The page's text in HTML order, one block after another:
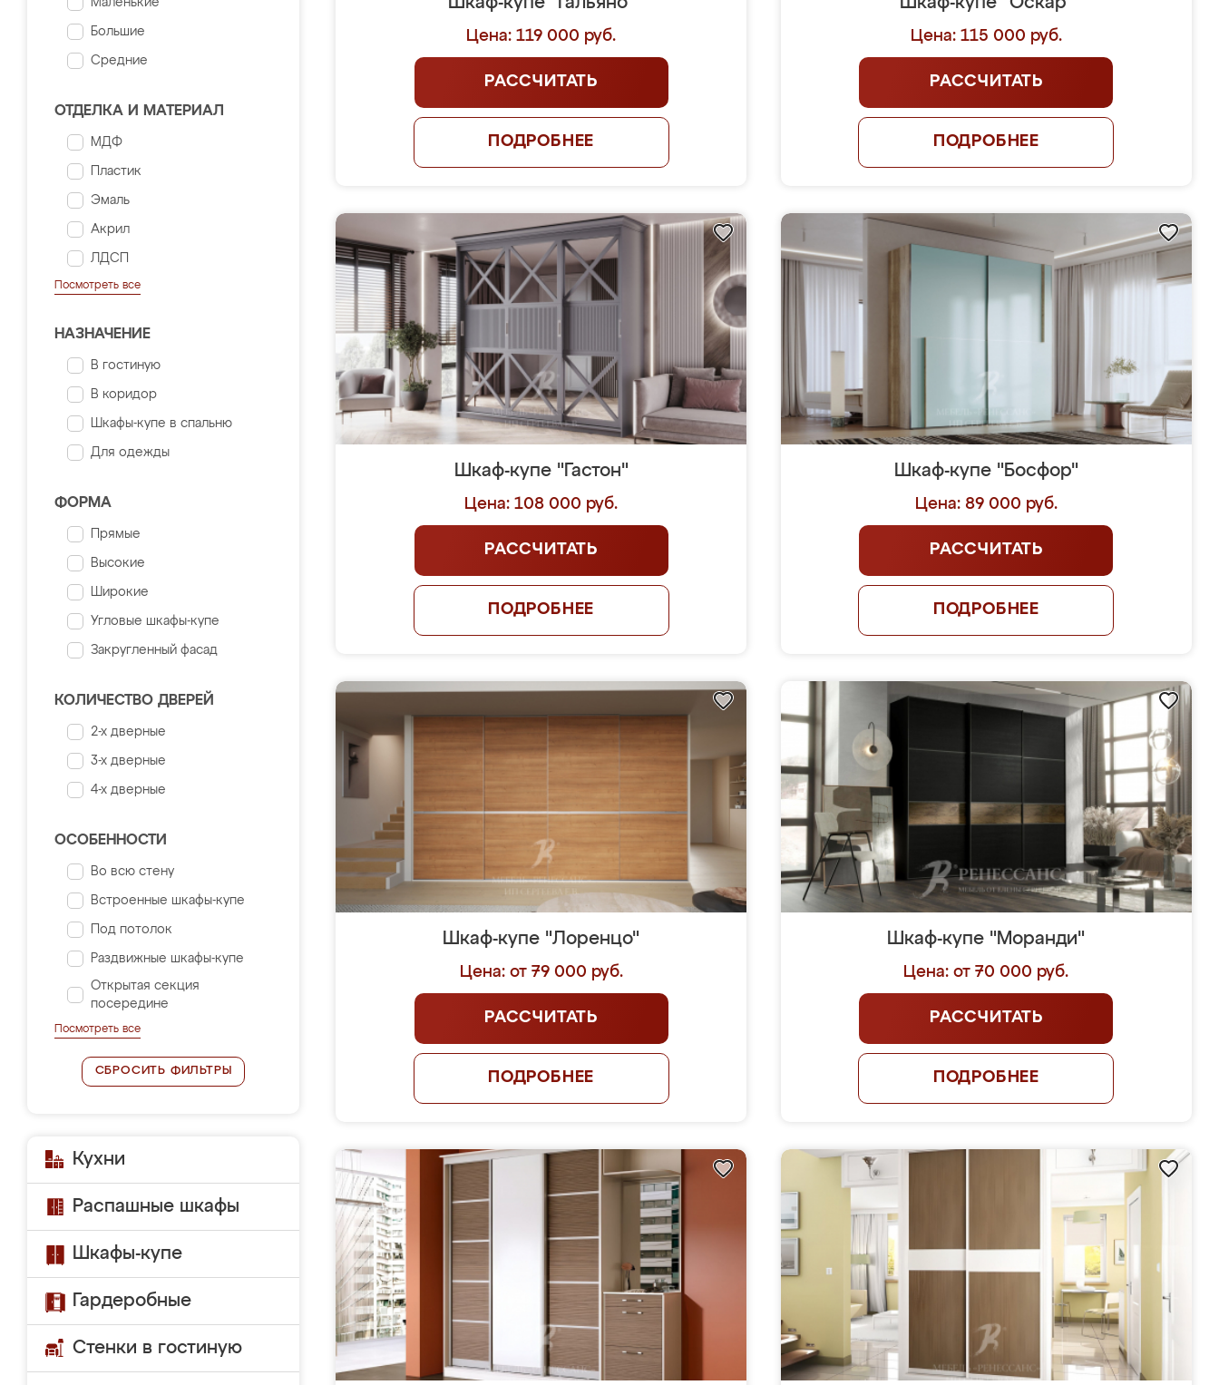
Маленькие
Большие
Средние
ОТДЕЛКА И МАТЕРИАЛ
МДФ
Пластик
Эмаль
Акрил
ЛДСП
Посмотреть все
НАЗНАЧЕНИЕ
В гостиную
В коридор
Шкафы-купе в спальню
Для одежды
ФОРМА
Прямые
Высокие
Широкие
Угловые шкафы-купе
Закругленный фасад
КОЛИЧЕСТВО ДВЕРЕЙ
2-х дверные
3-х дверные
4-х дверные
ОСОБЕННОСТИ
Во всю стену
Встроенные шкафы-купе
Под потолок
Раздвижные шкафы-купе
Открытая секция
посередине
Посмотреть все
СБРОСИТЬ ФИЛЬТРЫ
Кухни
Распашные шкафы
Шкафы-купе
Гардеробные
Стенки в гостиную
Цена: 119 000 руб.
РАССЧИТАТЬ
ПОДРОБНЕЕ
Цена: 115 000 руб.
РАССЧИТАТЬ
ПОДРОБНЕЕ
Шкаф-купе "Гастон"
Цена: 108 000 руб.
РАССЧИТАТЬ
ПОДРОБНЕЕ
Шкаф-купе "Босфор"
Цена: 89 000 руб.
РАССЧИТАТЬ
ПОДРОБНЕЕ
Шкаф-купе "Лоренцо"
Цена: от 79 000 руб.
РАССЧИТАТЬ
ПОДРОБНЕЕ
Шкаф-купе "Моранди"
Цена: от 70 000 руб.
РАССЧИТАТЬ
ПОДРОБНЕЕ